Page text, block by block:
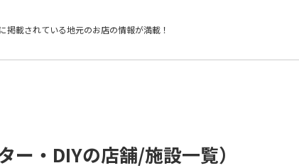
掲載されている地元のお店の情報が満載！
・DIYの店舗/施設一覧）